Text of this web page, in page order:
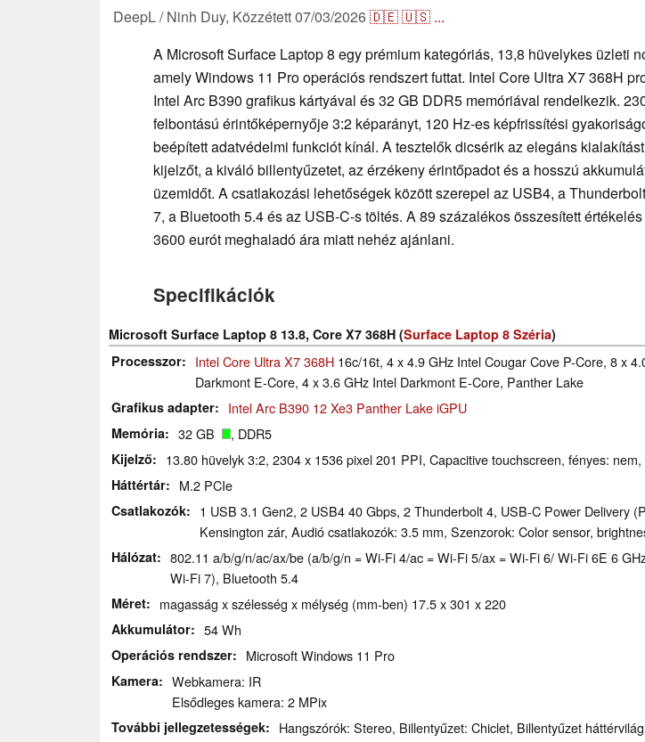
DeepL / Ninh Duy, Közzétett07/03/2026🇩🇪🇺🇸 ...
A Microsoft Surface Laptop 8 egy prémium kategóriás, 13,8 hüvelykes üzleti
amely Windows 11 Pro operációs rendszert futtat. Intel Core Ultra X7 368H
Intel Arc B390 grafikus kártyával és 32 GB DDR5 memóriával rendelkezik.
felbontású érintőképernyője 3:2 képarányt, 120 Hz-es képfrissítési
beépített adatvédelmi funkciót kínál. A tesztelők dicsérik az elegáns
kijelzőt, a kiváló billentyűzetet, az érzékeny érintőpadot és a hosszú
üzemidőt. A csatlakozási lehetőségek között szerepel az USB4, a
7, a Bluetooth 5.4 és az USB-C-s töltés. A 89 százalékos összesített
3600 eurót meghaladó ára miatt nehéz ajánlani.
Specifikációk
Microsoft Surface Laptop 8 13.8, Core X7 368H (Surface Laptop 8 Széria)
Processzor
Intel Core Ultra X7 368H 16c/16t, 4 x 4.9 GHz Intel Cougar Cove P-Core, 8 x
Darkmont E-Core, 4 x 3.6 GHz Intel Darkmont E-Core, Panther Lake
Grafikus adapter Intel Arc B390 12 Xe3 Panther Lake iGPU
Memória 32 GB , DDR5
Kijelző 13.80 hüvelyk 3:2, 2304 x 1536 pixel 201 PPI, Capacitive touchscreen, fényes:
Háttértár M.2 PCIe
Csatlakozók
1 USB 3.1 Gen2, 2 USB4 40 Gbps, 2 Thunderbolt 4, USB-C Power Delivery
Kensington zár, Audió csatlakozók: 3.5 mm, Szenzorok: Color sensor,
Hálózat
802.11 a/​b/​g/​n/​ac/​ax/​be (a/b/g/n = Wi-Fi 4/ac = Wi-Fi 5/ax = Wi-Fi 6/ Wi-Fi 6E 6
Wi-Fi 7), Bluetooth 5.4
Méret magasság x szélesség x mélység (mm-ben) 17.5 x 301 x 220
Akkumulátor 54 Wh
Operációs rendszer Microsoft Windows 11 Pro
Kamera
Webkamera: IR
Elsődleges kamera: 2 MPix
További jellegzetességek Hangszórók: Stereo, Billentyűzet: Chiclet, Billentyűzet